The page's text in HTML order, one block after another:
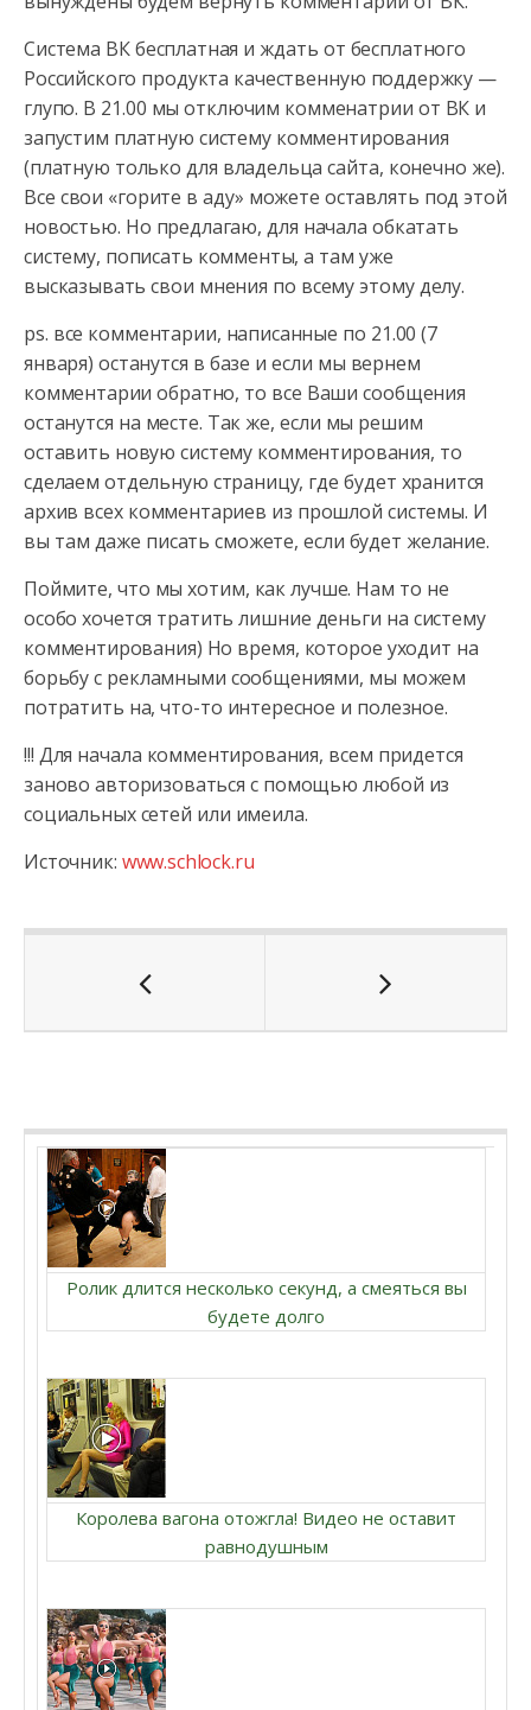
Система ВК бесплатная и ждать от бесплатного
Российского продукта качественную поддержку —
глупо. В 21.00 мы отключим комменатрии от ВК и
запустим платную систему комментирования
(платную только для владельца сайта, конечно же).
Все свои «горите в аду» можете оставлять под этой
новостью. Но предлагаю, для начала обкатать
систему, пописать комменты, а там уже
высказывать свои мнения по всему этому делу.
ps. все комментарии, написанные по 21.00 (7
января) останутся в базе и если мы вернем
комментарии обратно, то все Ваши сообщения
останутся на месте. Так же, если мы решим
оставить новую систему комментирования, то
сделаем отдельную страницу, где будет хранится
архив всех комментариев из прошлой системы. И
вы там даже писать сможете, если будет желание.
Поймите, что мы хотим, как лучше. Нам то не
особо хочется тратить лишние деньги на систему
комментирования) Но время, которое уходит на
борьбу с рекламными сообщениями, мы можем
потратить на, что-то интересное и полезное.
!!! Для начала комментирования, всем придется
заново авторизоваться с помощью любой из
социальных сетей или имеила.
Источник: www.schlock.ru
Ролик длится несколько секунд, а смеяться вы
будете долго
Королева вагона отожгла! Видео не оставит
равнодушным